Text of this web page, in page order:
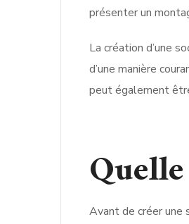
présenter un
La création d’une
d’une manière
peut également
Avant de créer une